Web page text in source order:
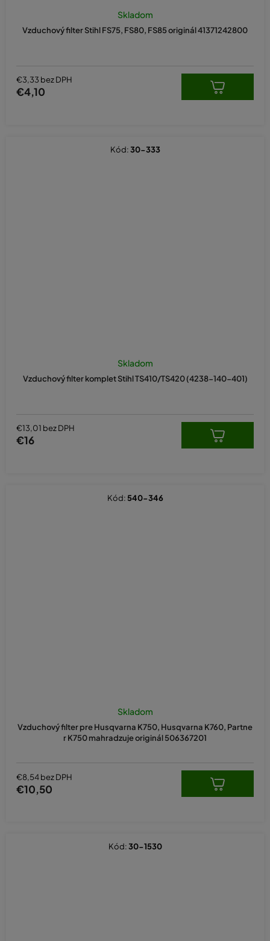
Vzduchový filter Stihl FS75, FS80, FS85 originál 41371242800
Skladom
€3,33 bez DPH
€4,10
Vzduchový filter komplet Stihl TS410/TS420 (4238-140-401)
Skladom
€13,01 bez DPH
€16
Kód:30-333
Vzduchový filter pre Husqvarna K750, Husqvarna K760, Partne
r K750 mahradzuje originál 506367201
Skladom
€8,54 bez DPH
€10,50
Kód: 540-346
Kód:30-1530